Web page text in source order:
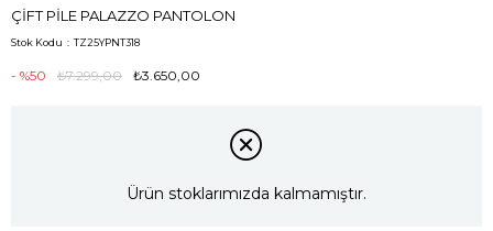
ÇİFT PİLE PALAZZO PANTOLON
Stok Kodu TZ25YPNT318
50 ₺7.299,00 ₺3.650,00
Ürün stoklarımızda kalmamıştır.